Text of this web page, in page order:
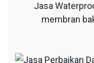
Jasa
membran